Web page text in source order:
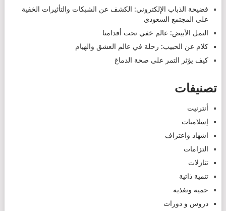
فضيحة الذباب الإلكتروني: الكشف عن الشبكات والتأثيرات الخفية
على المجتمع السعودي
النمل الأبيض: عالم خفي تحت أقدامنا
كلام عن الحبيب: رحلة في عالم العشق والهيام
كيف يؤثر التمر على صحة الدماغ
تصنيفات
أنترنيت
إسلاميات
اشهاد واعتراف
التزامات
تنازلات
تنمية ذاتية
حمية وتغذية
دروس و دورات